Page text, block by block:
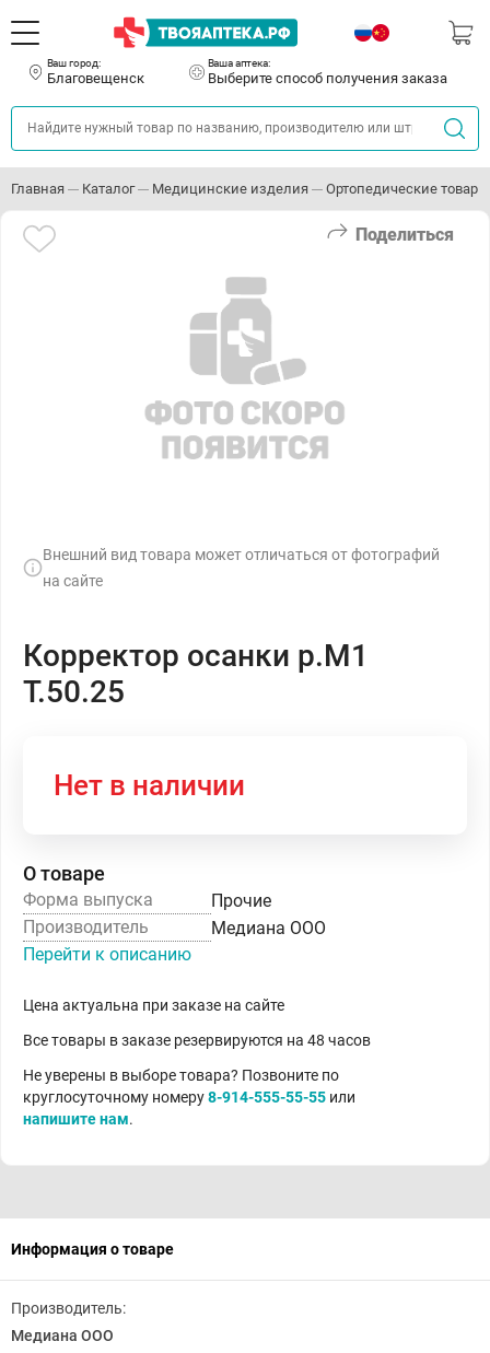
Ваш город:
Благовещенск
Ваша аптека:
Выберите способ получения заказа
Главная Каталог Медицинские изделия Ортопедические товары
Поделиться
Внешний вид товара может отличаться от фотографий
на сайте
Корректор осанки р.М1
Т.50.25
Нет в наличии
О товаре
Форма выпуска
Прочие
Производитель
Медиана ООО
Перейти к описанию
Цена актуальна при заказе на сайте
Все товары в заказе резервируются на 48 часов
Не уверены в выборе товара? Позвоните по
круглосуточному номеру8-914-555-55-55 или
напишите нам.
Информация о товаре
Производитель:
Медиана ООО